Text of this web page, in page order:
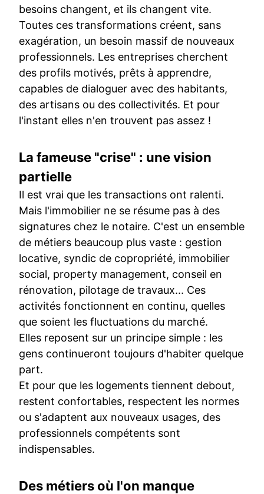
besoins changent, et ils changent vite.
Toutes ces transformations créent, sans
exagération, un besoin massif de nouveaux
professionnels. Les entreprises cherchent
des profils motivés, prêts à apprendre,
capables de dialoguer avec des habitants,
des artisans ou des collectivités. Et pour
l'instant elles n'en trouvent pas assez !
La fameuse "crise" : une vision
partielle
Il est vrai que les transactions ont ralenti.
Mais l'immobilier ne se résume pas à des
signatures chez le notaire. C'est un ensemble
de métiers beaucoup plus vaste : gestion
locative, syndic de copropriété, immobilier
social, property management, conseil en
rénovation, pilotage de travaux... Ces
activités fonctionnent en continu, quelles
que soient les fluctuations du marché.
Elles reposent sur un principe simple : les
gens continueront toujours d'habiter quelque
part.
Et pour que les logements tiennent debout,
restent confortables, respectent les normes
ou s'adaptent aux nouveaux usages, des
professionnels compétents sont
indispensables.
Des métiers où l'on manque